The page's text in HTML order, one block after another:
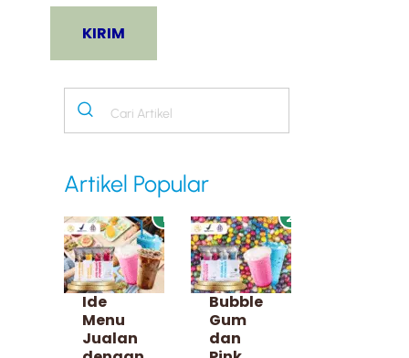
Artikel Popular
1
Ide
Menu
Jualan
2
Bubble
Gum
dan